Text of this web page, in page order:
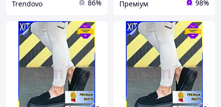
Trendovo 86% Преміум 98%